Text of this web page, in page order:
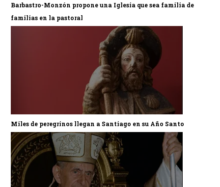
Barbastro-Monzón propone una Iglesia que sea familia de
familias en la pastoral
Miles de peregrinos llegan a Santiago en su Año Santo